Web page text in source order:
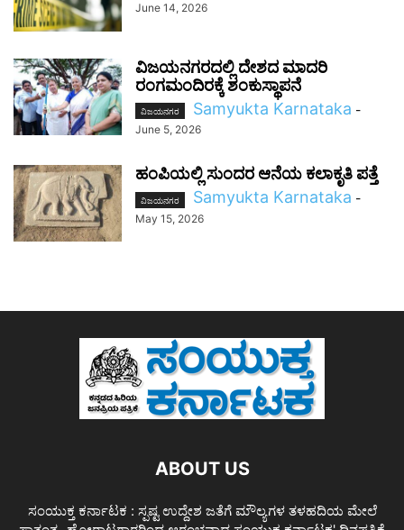
June 14, 2026
ವಿಜಯನಗರದಲ್ಲಿ ದೇಶದ ಮಾದರಿ
ರಂಗಮಂದಿರಕ್ಕೆ ಶಂಕುಸ್ಥಾಪನೆ
ವಿಜಯನಗರ Samyukta Karnataka -
June 5, 2026
ಹಂಪಿಯಲ್ಲಿ ಸುಂದರ ಆನೆಯ ಕಲಾಕೃತಿ ಪತ್ತೆ
ವಿಜಯನಗರ Samyukta Karnataka -
May 15, 2026
ABOUT US
ಸಂಯುಕ್ತ ಕರ್ನಾಟಕ : ಸ್ಪಷ್ಟ ಉದ್ದೇಶ ಜತೆಗೆ ಮೌಲ್ಯಗಳ ತಳಹದಿಯ ಮೇಲೆ